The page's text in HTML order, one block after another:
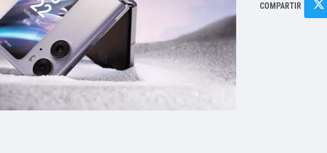
COMPARTIR